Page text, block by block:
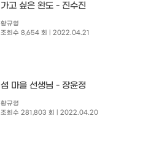
가고 싶은 완도 - 진수진
황규형
조회수 8,654 회
| 2022.04.21
섬 마을 선생님 - 장윤정
황규형
조회수 281,803 회
| 2022.04.20